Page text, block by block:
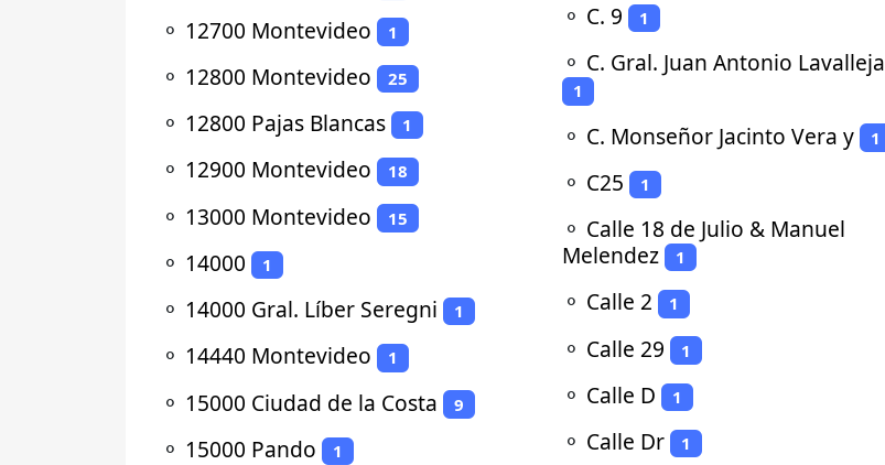
⚬ 12700 Montevideo 1
⚬ 12800 Montevideo 25
⚬ 12800 Pajas Blancas 1
⚬ 12900 Montevideo 18
⚬ 13000 Montevideo 15
⚬ 14000 1
⚬ 14000 Gral. Líber Seregni 1
⚬ 14440 Montevideo 1
⚬ 15000 Ciudad de la Costa 9
⚬ 15000 Pando 1
⚬ C. 9 1
⚬ C. Gral. Juan Antonio Lavalleja
1
⚬ C. Monseñor Jacinto Vera y 1
⚬ C25 1
⚬ Calle 18 de Julio & Manuel
Melendez
1
⚬ Calle 2 1
⚬ Calle 29 1
⚬ Calle D 1
⚬ Calle Dr 1